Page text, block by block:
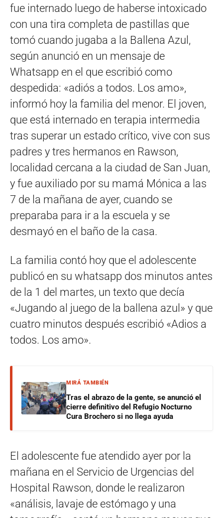
fue internado luego de haberse intoxicado
con una tira completa de pastillas que
tomó cuando jugaba a la Ballena Azul,
según anunció en un mensaje de
Whatsapp en el que escribió como
despedida: «adiós a todos. Los amo»,
informó hoy la familia del menor. El joven,
que está internado en terapia intermedia
tras superar un estado crítico, vive con sus
padres y tres hermanos en Rawson,
localidad cercana a la ciudad de San Juan,
y fue auxiliado por su mamá Mónica a las
7 de la mañana de ayer, cuando se
preparaba para ir a la escuela y se
desmayó en el baño de la casa.
La familia contó hoy que el adolescente
publicó en su whatsapp dos minutos antes
de la 1 del martes, un texto que decía
«Jugando al juego de la ballena azul» y que
cuatro minutos después escribió «Adios a
todos. Los amo».
MIRÁ TAMBIÉN
Tras el abrazo de la gente, se anunció el
cierre definitivo del Refugio Nocturno
Cura Brochero si no llega ayuda
El adolescente fue atendido ayer por la
mañana en el Servicio de Urgencias del
Hospital Rawson, donde le realizaron
«análisis, lavaje de estómago y una